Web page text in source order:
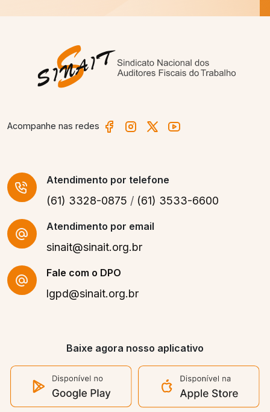
Acompanhe nas redes
Atendimento por telefone
(61) 3328-0875 / (61) 3533-6600
Atendimento por email
sinait@sinait.org.br
Fale com o DPO
lgpd@sinait.org.br
Baixe agora nosso aplicativo